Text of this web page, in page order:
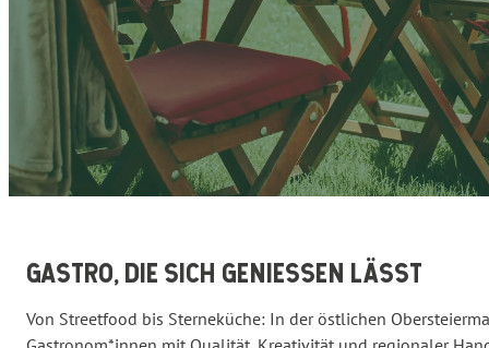
GASTRO, DIE SICH GENIESSEN LÄSST
Von Streetfood bis Sterneküche: In der östlichen